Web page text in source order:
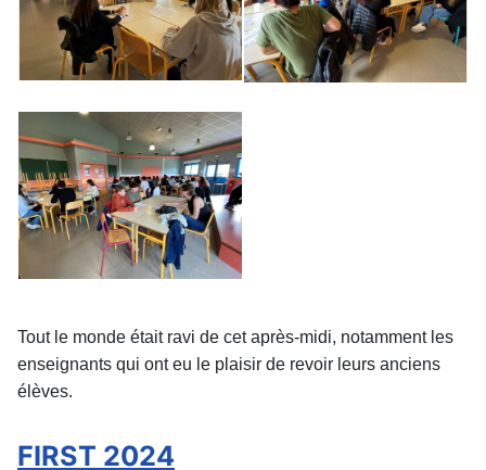
Tout le monde était ravi de cet après-midi, notamment les
enseignants qui ont eu le plaisir de revoir leurs anciens
élèves.
FIRST 2024